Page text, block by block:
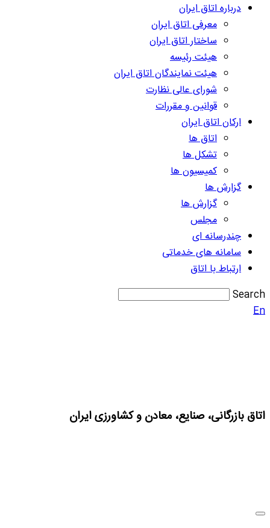
درباره اتاق ایران
معرفی اتاق ایران
ساختار اتاق ایران
هیئت رئیسه
هیئت نمایندگان اتاق ایران
شورای عالی نظارت
قوانین و مقررات
ارکان اتاق ایران
اتاق ها
تشکل ها
کمیسیون ها
گزارش ها
گزارش ها
مجلس
چندرسانه ای
سامانه های خدماتی
ارتباط با اتاق
Search
En
اتاق بازرگانی، صنایع، معادن و کشاورزی ایران